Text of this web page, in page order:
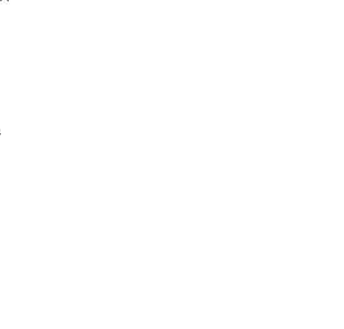
無事に届いたようで安心いたしまし